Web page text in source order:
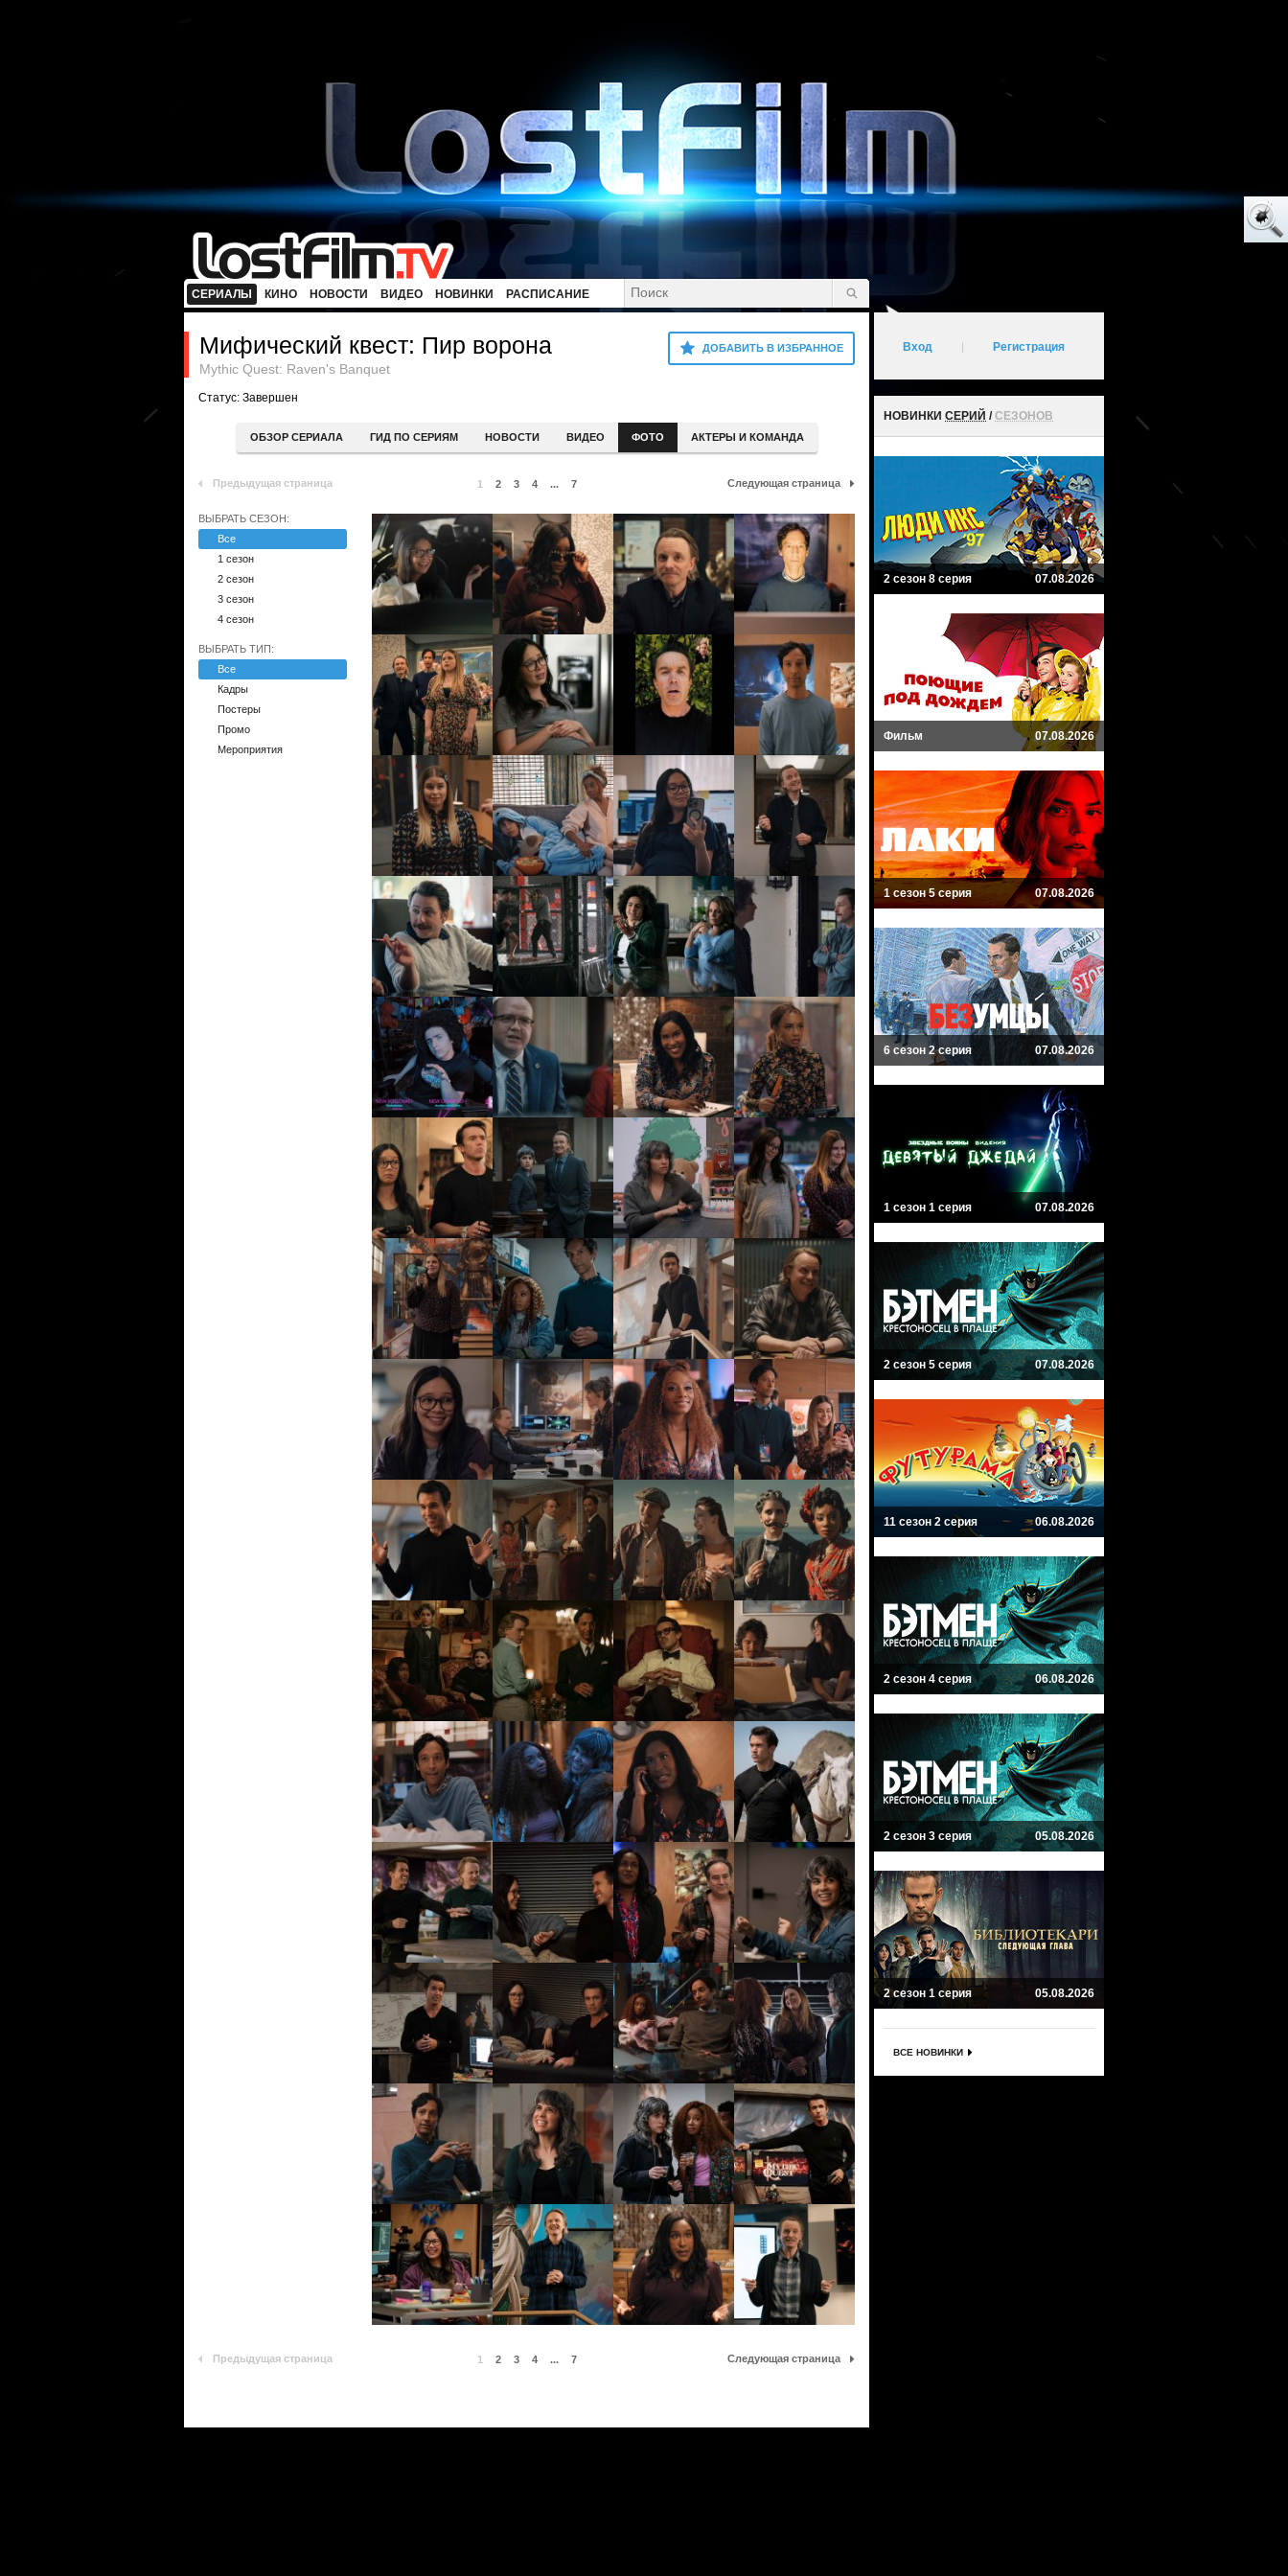
СЕРИАЛЫ КИНО НОВОСТИ ВИДЕО НОВИНКИ РАСПИСАНИЕ
ДОБАВИТЬ В ИЗБРАННОЕ
Мифический квест: Пир ворона
Mythic Quest: Raven's Banquet
Статус: Завершен
ОБЗОР СЕРИАЛА ГИД ПО СЕРИЯМ НОВОСТИ ВИДЕО ФОТО АКТЕРЫ И КОМАНДА
Предыдущая страница 1 2 3 4 ... 7 Следующая страница
ВЫБРАТЬ СЕЗОН:
Все
1 сезон
2 сезон
3 сезон
4 сезон
ВЫБРАТЬ ТИП:
Все
Кадры
Постеры
Промо
Мероприятия
Предыдущая страница 1 2 3 4 ... 7 Следующая страница
Вход Регистрация
НОВИНКИ СЕРИЙ /СЕЗОНОВ
2 сезон 8 серия 07.08.2026
Фильм 07.08.2026
1 сезон 5 серия 07.08.2026
6 сезон 2 серия 07.08.2026
1 сезон 1 серия 07.08.2026
2 сезон 5 серия 07.08.2026
11 сезон 2 серия 06.08.2026
2 сезон 4 серия 06.08.2026
2 сезон 3 серия 05.08.2026
2 сезон 1 серия 05.08.2026
ВСЕ НОВИНКИ